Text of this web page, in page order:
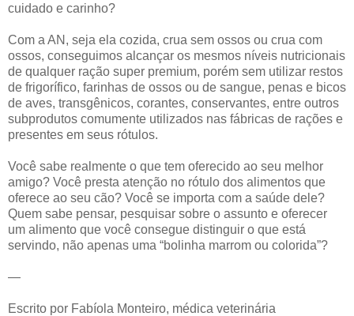
cuidado e carinho?
Com a AN, seja ela cozida, crua sem ossos ou crua com
ossos, conseguimos alcançar os mesmos níveis nutricionais
de qualquer ração super premium, porém sem utilizar restos
de frigorífico, farinhas de ossos ou de sangue, penas e bicos
de aves, transgênicos, corantes, conservantes, entre outros
subprodutos comumente utilizados nas fábricas de rações e
presentes em seus rótulos.
Você sabe realmente o que tem oferecido ao seu melhor
amigo? Você presta atenção no rótulo dos alimentos que
oferece ao seu cão? Você se importa com a saúde dele?
Quem sabe pensar, pesquisar sobre o assunto e oferecer
um alimento que você consegue distinguir o que está
servindo, não apenas uma “bolinha marrom ou colorida”?
—
Escrito por Fabíola Monteiro, médica veterinária